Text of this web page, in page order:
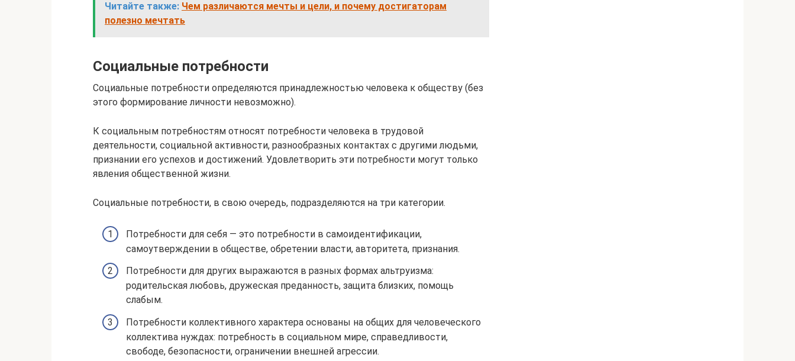
Читайте также: Чем различаются мечты и цели, и почему достигаторам
полезно мечтать
Социальные потребности
Социальные потребности определяются принадлежностью человека к обществу (без
этого формирование личности невозможно).
К социальным потребностям относят потребности человека в трудовой
деятельности, социальной активности, разнообразных контактах с другими людьми,
признании его успехов и достижений. Удовлетворить эти потребности могут только
явления общественной жизни.
Социальные потребности, в свою очередь, подразделяются на три категории.
Потребности для себя — это потребности в самоидентификации,
самоутверждении в обществе, обретении власти, авторитета, признания.
Потребности для других выражаются в разных формах альтруизма:
родительская любовь, дружеская преданность, защита близких, помощь
слабым.
Потребности коллективного характера основаны на общих для человеческого
коллектива нуждах: потребность в социальном мире, справедливости,
свободе, безопасности, ограничении внешней агрессии.